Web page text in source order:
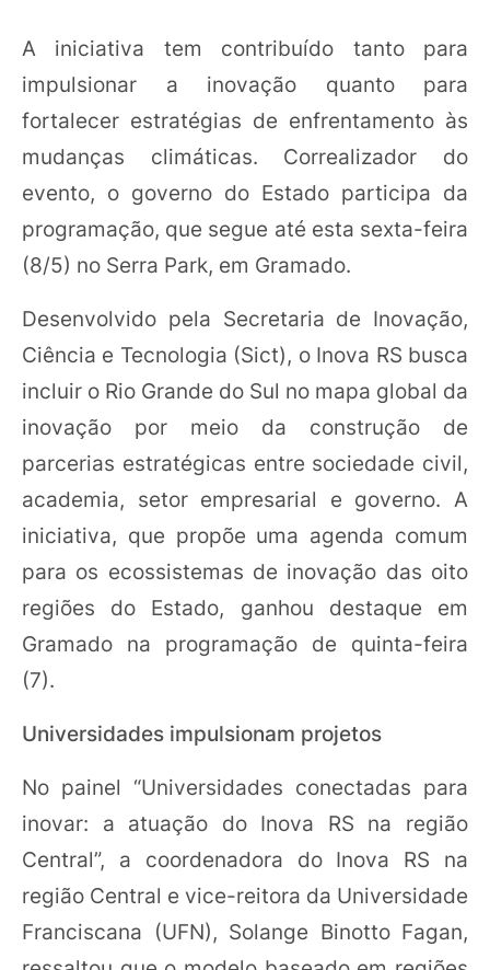
A iniciativa tem contribuído tanto para
impulsionar a inovação quanto para
fortalecer estratégias de enfrentamento às
mudanças climáticas. Correalizador do
evento, o governo do Estado participa da
programação, que segue até esta sexta-feira
(8/5) no Serra Park, em Gramado.
Desenvolvido pela Secretaria de Inovação,
Ciência e Tecnologia (Sict), o Inova RS busca
incluir o Rio Grande do Sul no mapa global da
inovação por meio da construção de
parcerias estratégicas entre sociedade civil,
academia, setor empresarial e governo. A
iniciativa, que propõe uma agenda comum
para os ecossistemas de inovação das oito
regiões do Estado, ganhou destaque em
Gramado na programação de quinta-feira
(7).
Universidades impulsionam projetos
No painel “Universidades conectadas para
inovar: a atuação do Inova RS na região
Central”, a coordenadora do Inova RS na
região Central e vice-reitora da Universidade
Franciscana (UFN), Solange Binotto Fagan,